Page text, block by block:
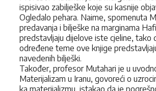
ispisivao zabilješke koje su kasnije
Ogledalo pehara. Naime, spomenuta
predavanja i bilješke na marginama
predstavljaju dijelove iste cjeline, tako
određene teme ove knjige
navedenih bilješki.
Također, profesor Mutahari je u
Materijalizam u Iranu, govoreći o
ka materijalizmu, istakao da je